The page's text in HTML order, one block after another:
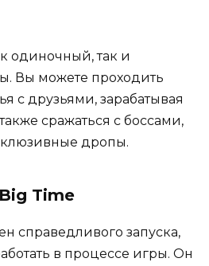
одиночный, так и
Вы можете проходить
с друзьями, зарабатывая
сражаться с боссами,
дропы.
Time
справедливого запуска,
в процессе игры. Он